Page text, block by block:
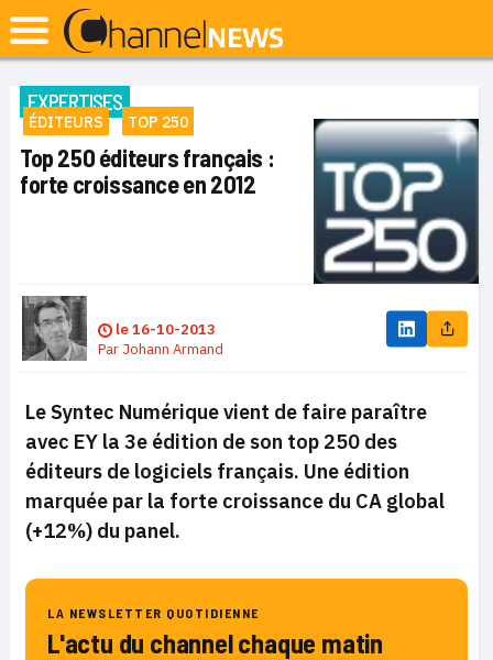
EXPERTISES
ÉDITEURS TOP 250
Top 250 éditeurs français :
forte croissance en 2012
le16-10-2013
Par Johann Armand
Le Syntec Numérique vient de faire paraître
avec EY la 3e édition de son top 250 des
éditeurs de logiciels français. Une édition
marquée par la forte croissance du CA global
(+12%) du panel.
LA NEWSLETTER QUOTIDIENNE
L'actu du channel chaque matin